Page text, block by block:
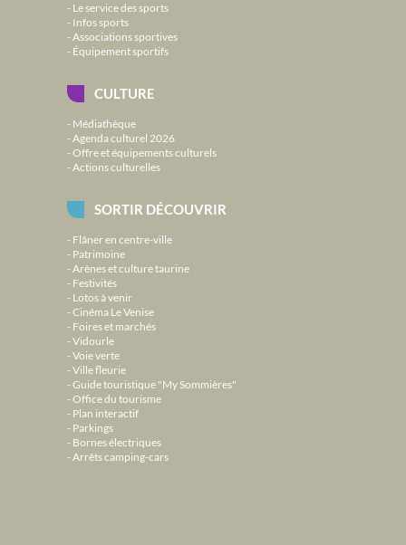
Le service des sports
Infos sports
Associations sportives
Équipement sportifs
CULTURE
Médiathèque
Agenda culturel 2026
Offre et équipements culturels
Actions culturelles
SORTIR DÉCOUVRIR
Flâner en centre-ville
Patrimoine
Arènes et culture taurine
Festivités
Lotos à venir
Cinéma Le Venise
Foires et marchés
Vidourle
Voie verte
Ville fleurie
Guide touristique "My Sommières"
Office du tourisme
Plan interactif
Parkings
Bornes électriques
Arrêts camping-cars